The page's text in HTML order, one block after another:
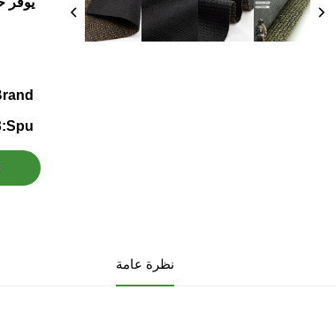
Spu:
نظرة عامة